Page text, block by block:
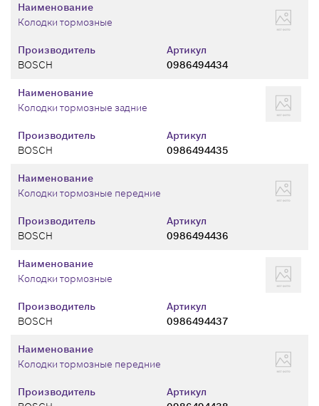
Производитель
BOSCH
Артикул
0986494434
Наименование
Колодки тормозные
Производитель
BOSCH
Артикул
0986494435
Наименование
Колодки тормозные задние
Производитель
BOSCH
Артикул
0986494436
Наименование
Колодки тормозные передние
Производитель
BOSCH
Артикул
0986494437
Наименование
Колодки тормозные
Производитель
Артикул
Наименование
Колодки тормозные передние